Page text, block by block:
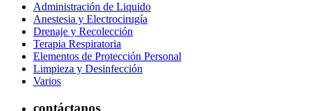
Administración de Liquido
Anestesia y Electrocirugía
Drenaje y Recolección
Terapia Respiratoria
Elementos de Protección Personal
Limpieza y Desinfección
Varios
contáctanos